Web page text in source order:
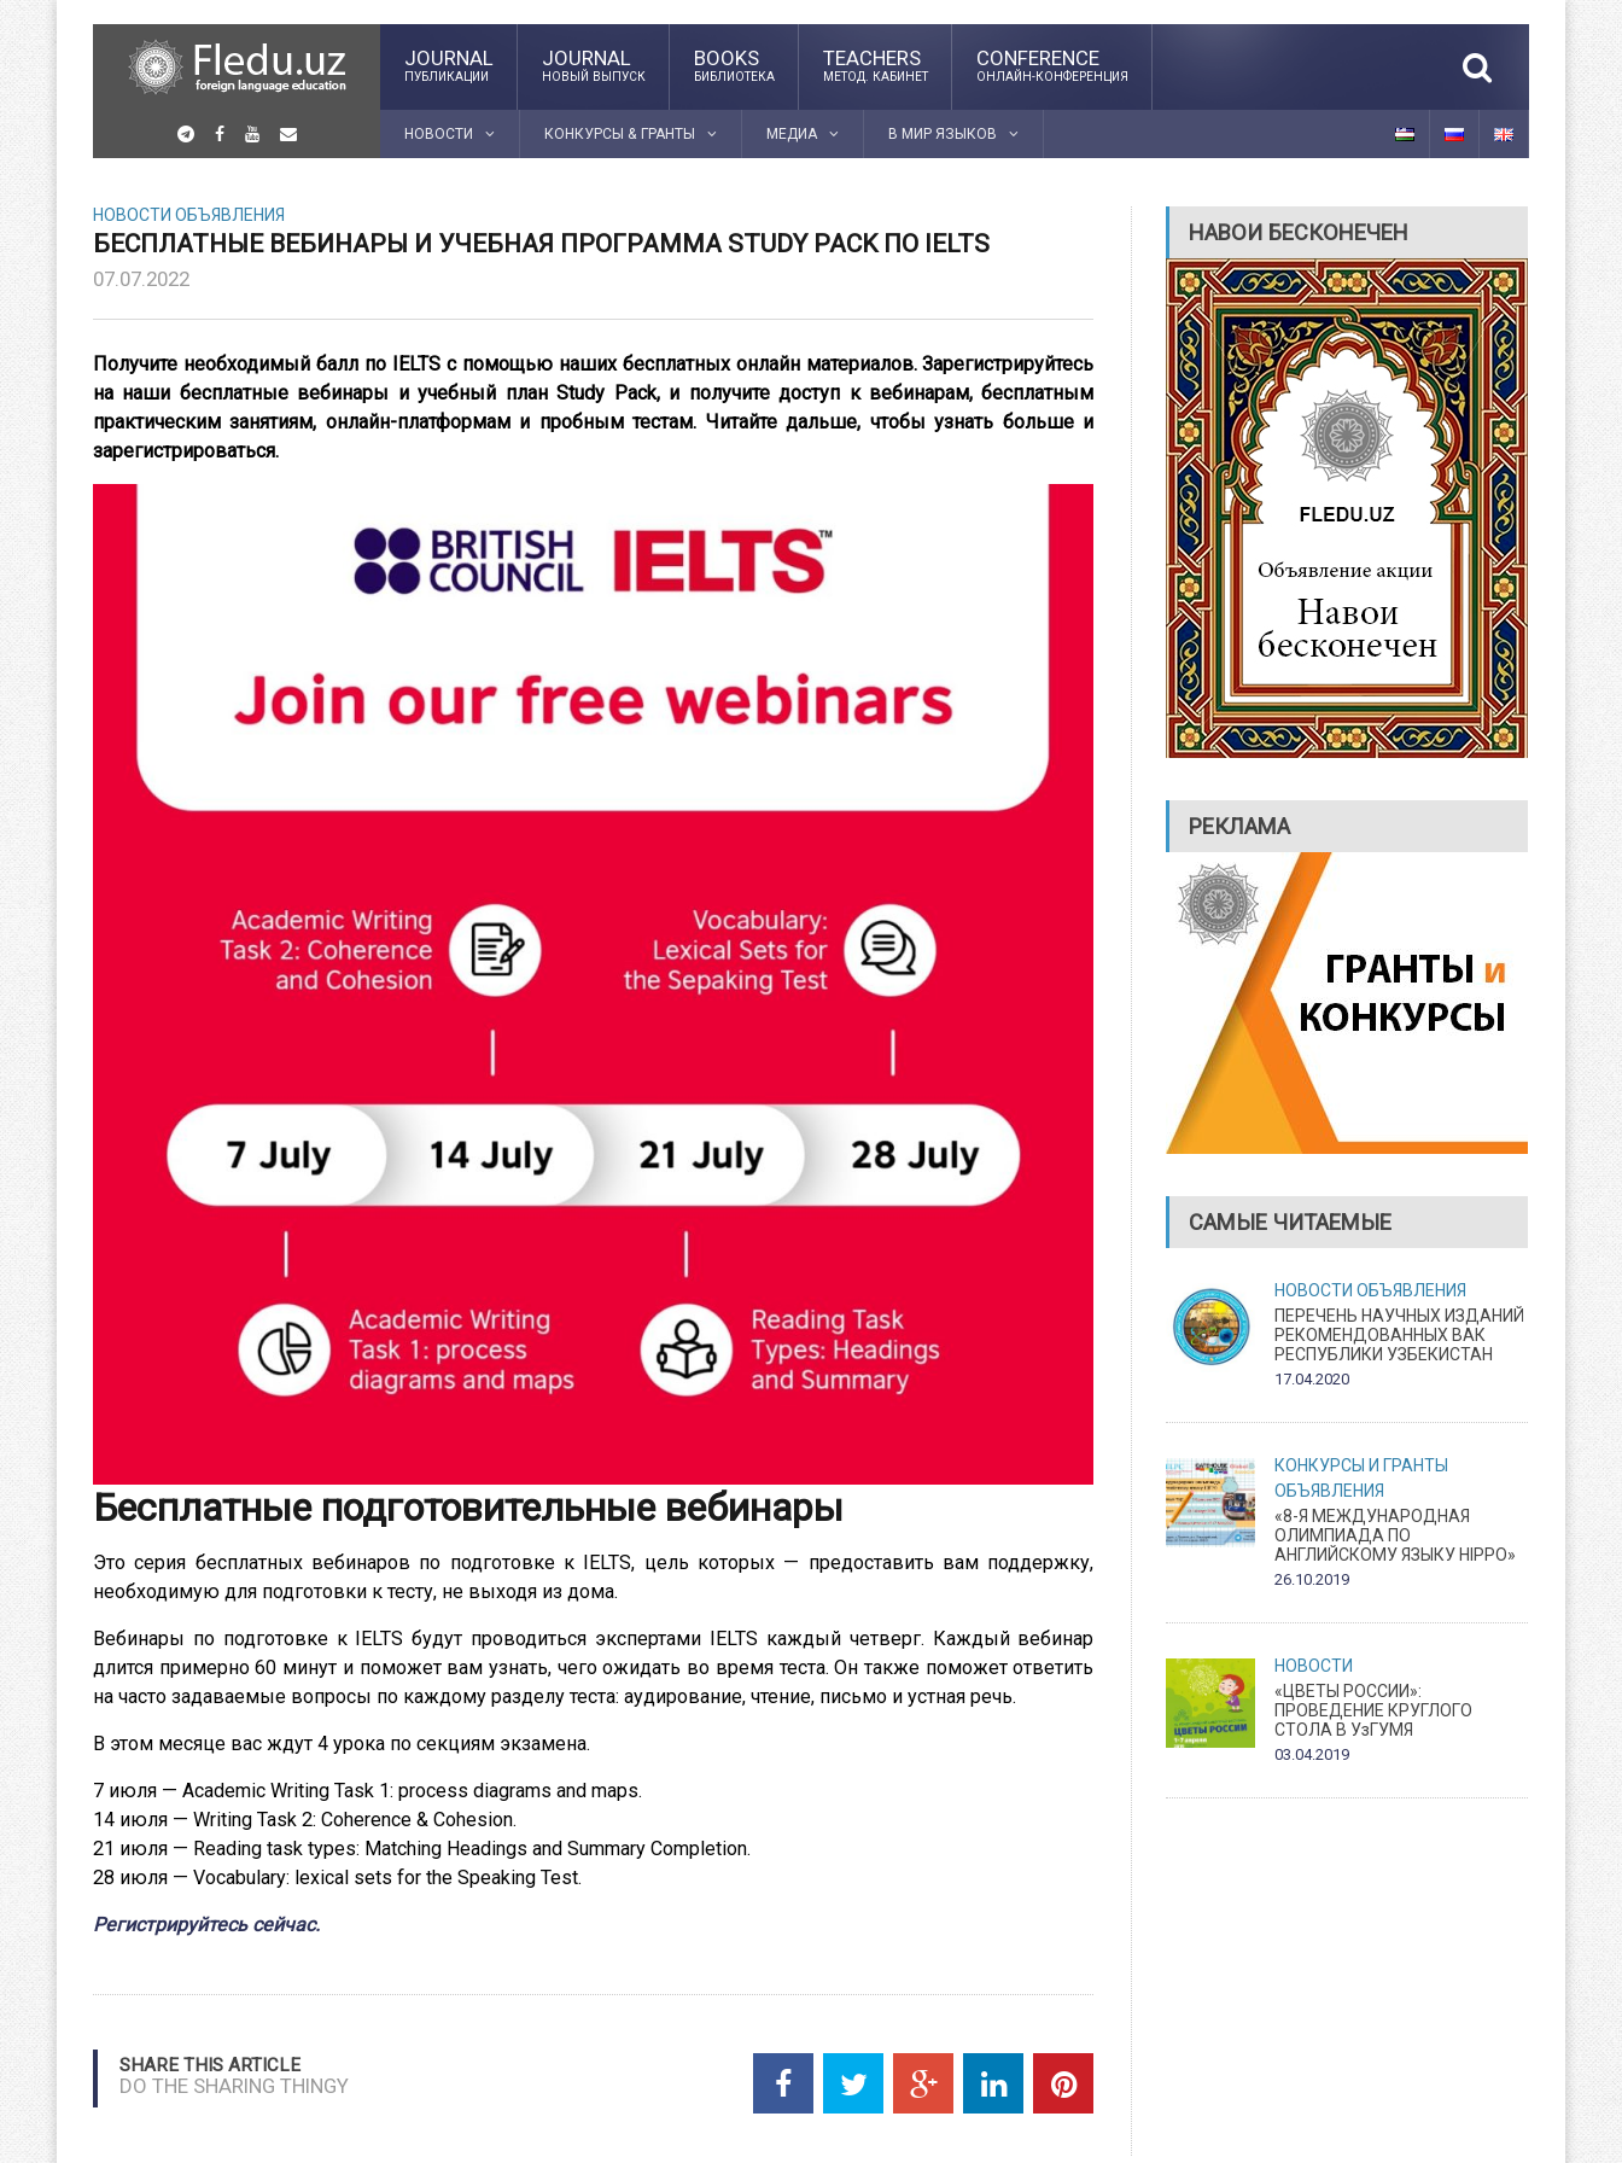
JOURNAL
ПУБЛИКАЦИИ
JOURNAL
НОВЫЙ ВЫПУСК
BOOKS
БИБЛИОТЕКА
TEACHERS
МЕТОД. КАБИНЕТ
CONFERENCE
ОНЛАЙН-КОНФЕРЕНЦИЯ
НОВОСТИ КОНКУРСЫ & ГРАНТЫ МЕДИА В МИР ЯЗЫКОВ
НОВОСТИ ОБЪЯВЛЕНИЯ
БЕСПЛАТНЫЕ ВЕБИНАРЫ И УЧЕБНАЯ ПРОГРАММА STUDY PACK ПО IELTS
07.07.2022
Получите необходимый балл по IELTS с помощью наших бесплатных онлайн материалов. Зарегистрируйтесь
на наши бесплатные вебинары и учебный план Study Pack, и получите доступ к вебинарам, бесплатным
практическим занятиям, онлайн-платформам и пробным тестам. Читайте дальше, чтобы узнать больше и
зарегистрироваться.
Бесплатные подготовительные вебинары
Это серия бесплатных вебинаров по подготовке к IELTS, цель которых — предоставить вам поддержку,
необходимую для подготовки к тесту, не выходя из дома.
Вебинары по подготовке к IELTS будут проводиться экспертами IELTS каждый четверг. Каждый вебинар
длится примерно 60 минут и поможет вам узнать, чего ожидать во время теста. Он также поможет ответить
на часто задаваемые вопросы по каждому разделу теста: аудирование, чтение, письмо и устная речь.
В этом месяце вас ждут 4 урока по секциям экзамена.
7 июля — Academic Writing Task 1: process diagrams and maps.
14 июля — Writing Task 2: Coherence & Cohesion.
21 июля — Reading task types: Matching Headings and Summary Completion.
28 июля — Vocabulary: lexical sets for the Speaking Test.
Регистрируйтесь сейчас.
SHARE THIS ARTICLE
DO THE SHARING THINGY
НАВОИ БЕСКОНЕЧЕН
РЕКЛАМА
САМЫЕ ЧИТАЕМЫЕ
НОВОСТИ ОБЪЯВЛЕНИЯ
ПЕРЕЧЕНЬ НАУЧНЫХ ИЗДАНИЙ
РЕКОМЕНДОВАННЫХ ВАК
РЕСПУБЛИКИ УЗБЕКИСТАН
17.04.2020
КОНКУРСЫ И ГРАНТЫ
ОБЪЯВЛЕНИЯ
«8-Я МЕЖДУНАРОДНАЯ
ОЛИМПИАДА ПО
АНГЛИЙСКОМУ ЯЗЫКУ HIPPO»
26.10.2019
НОВОСТИ
«ЦВЕТЫ РОССИИ»:
ПРОВЕДЕНИЕ КРУГЛОГО
СТОЛА В УзГУМЯ
03.04.2019